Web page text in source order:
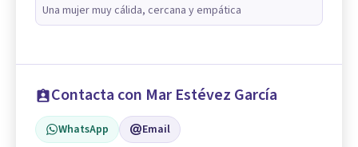
Una mujer muy cálida, cercana y empática
Contacta con Mar Estévez García
WhatsApp Email